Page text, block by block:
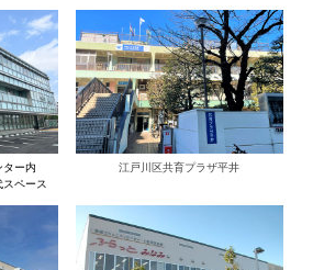
ター内
ペース
江戸川区共育プラザ平井